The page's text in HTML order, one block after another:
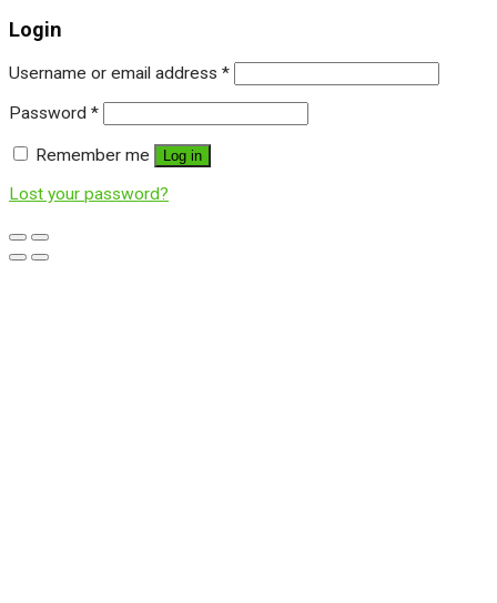
Login
Username or email address *
Password *
Remember me Log in
Lost your password?